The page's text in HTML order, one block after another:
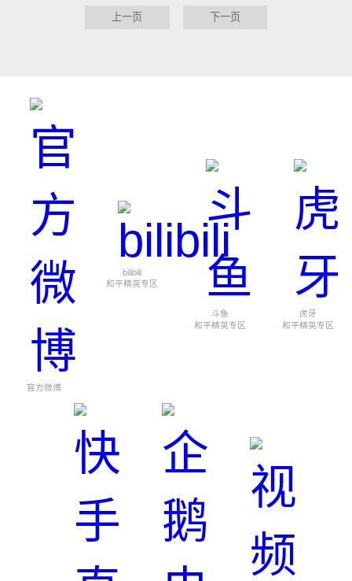
上一页 下一页
官方微博
bilibili
和平精英专区
斗鱼
和平精英专区
虎牙
和平精英专区